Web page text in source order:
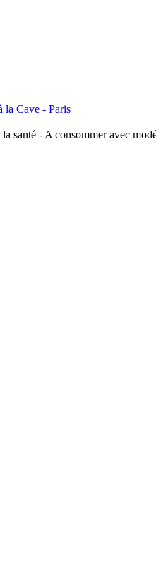
la Cave - Paris
santé - A consommer avec